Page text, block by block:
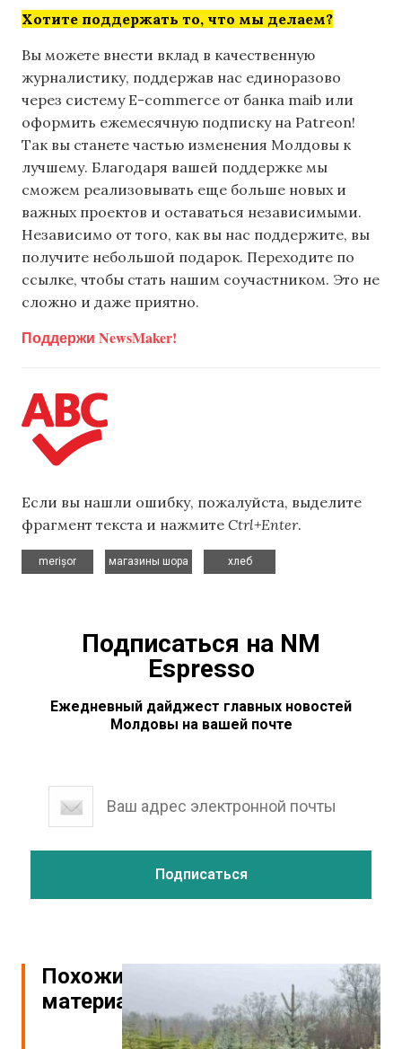
Хотите поддержать то, что мы делаем?
Вы можете внести вклад в качественную
журналистику, поддержав нас единоразово
через систему E-commerce от банка maib или
оформить ежемесячную подписку на Patreon!
Так вы станете частью изменения Молдовы к
лучшему. Благодаря вашей поддержке мы
сможем реализовывать еще больше новых и
важных проектов и оставаться независимыми.
Независимо от того, как вы нас поддержите, вы
получите небольшой подарок. Переходите по
ссылке, чтобы стать нашим соучастником. Это не
сложно и даже приятно.
Поддержи NewsMaker!
Если вы нашли ошибку, пожалуйста, выделите
фрагмент текста и нажмите Ctrl+Enter.
merișor
магазины шора
хлеб
Подписаться на NM
Espresso
Ежедневный дайджест главных новостей
Молдовы на вашей почте
Похожие
материалы